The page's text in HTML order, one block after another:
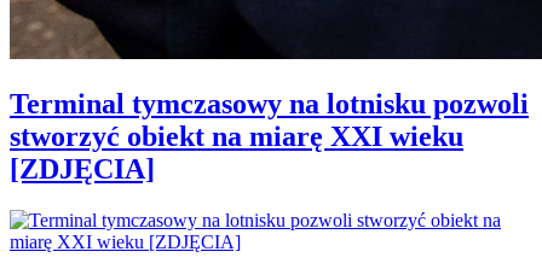
Terminal tymczasowy na lotnisku pozwoli
stworzyć obiekt na miarę XXI wieku
[ZDJĘCIA]